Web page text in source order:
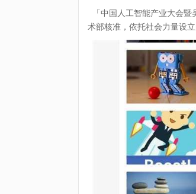
「中国人工智能产业大会暨
术部核准，依托社会力量设